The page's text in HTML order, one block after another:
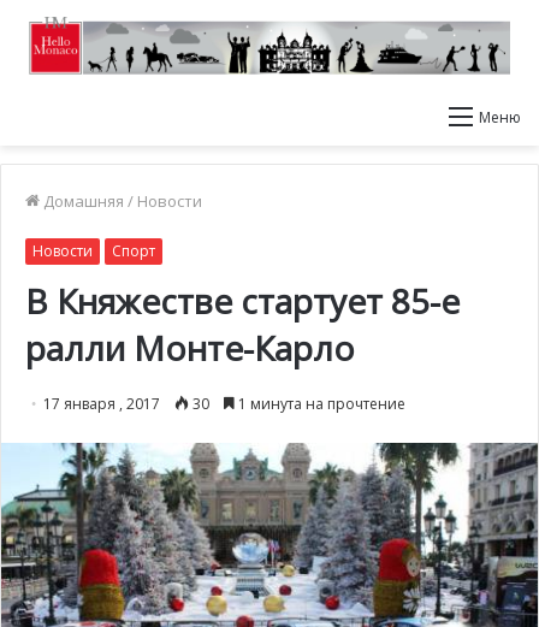
Меню
Домашняя / Новости
Новости Спорт
В Княжестве стартует 85-е
ралли Монте-Карло
17 января , 2017 30 1 минута на прочтение